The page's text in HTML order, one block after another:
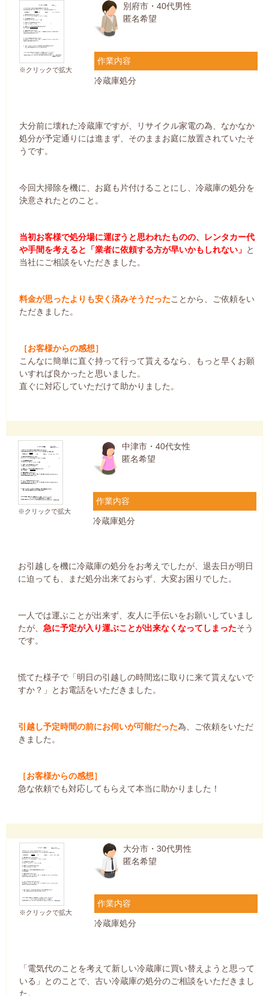
※クリックで拡大
別府市・40代男性
匿名希望
作業内容
冷蔵庫処分
大分前に壊れた冷蔵庫ですが、リサイクル家電の為、なかなか
処分が予定通りには進まず、そのままお庭に放置されていたそ
うです。
今回大掃除を機に、お庭も片付けることにし、冷蔵庫の処分を
決意されたとのこと。
当初お客様で処分場に運ぼうと思われたものの、レンタカー代
や手間を考えると「業者に依頼する方が早いかもしれない」 と
当社にご相談をいただきました。
料金が思ったよりも安く済みそうだったことから、ご依頼をい
ただきました。
［お客様からの感想］
こんなに簡単に直ぐ持って行って貰えるなら、もっと早くお願
いすれば良かったと思いました。
直ぐに対応していただけて助かりました。
※クリックで拡大
中津市・40代女性
匿名希望
作業内容
冷蔵庫処分
お引越しを機に冷蔵庫の処分をお考えでしたが、退去日が明日
に迫っても、まだ処分出来ておらず、大変お困りでした。
一人では運ぶことが出来ず、友人に手伝いをお願いしていまし
たが、 急に予定が入り運ぶことが出来なくなってしまったそう
です。
慌てた様子で「明日の引越しの時間迄に取りに来て貰えないで
すか？」とお電話をいただきました。
引越し予定時間の前にお伺いが可能だった為、ご依頼をいただ
きました。
［お客様からの感想］
急な依頼でも対応してもらえて本当に助かりました！
※クリックで拡大
大分市・30代男性
匿名希望
作業内容
冷蔵庫処分
「電気代のことを考えて新しい冷蔵庫に買い替えようと思って
いる」とのことで、古い冷蔵庫の処分のご相談をいただきまし
た。